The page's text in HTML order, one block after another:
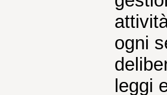
ogni
leggi